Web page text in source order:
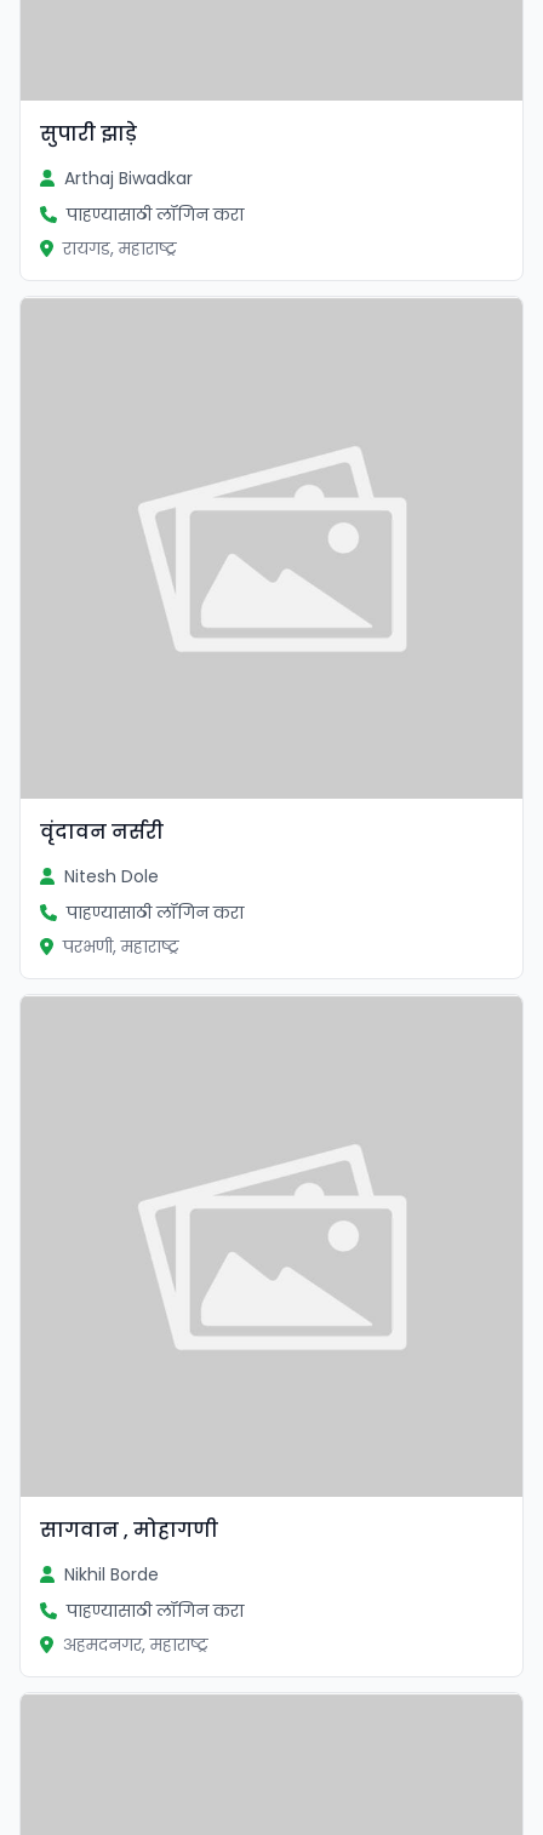
सुपारी झाड़े
Arthaj Biwadkar
पाहण्यासाठी लॉगिन करा
रायगड, महाराष्ट्र
वृंदावन नर्सरी
Nitesh Dole
पाहण्यासाठी लॉगिन करा
परभणी, महाराष्ट्र
सागवान , मोहागणी
Nikhil Borde
पाहण्यासाठी लॉगिन करा
अहमदनगर, महाराष्ट्र